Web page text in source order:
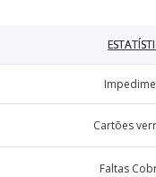
Cartões
Faltas